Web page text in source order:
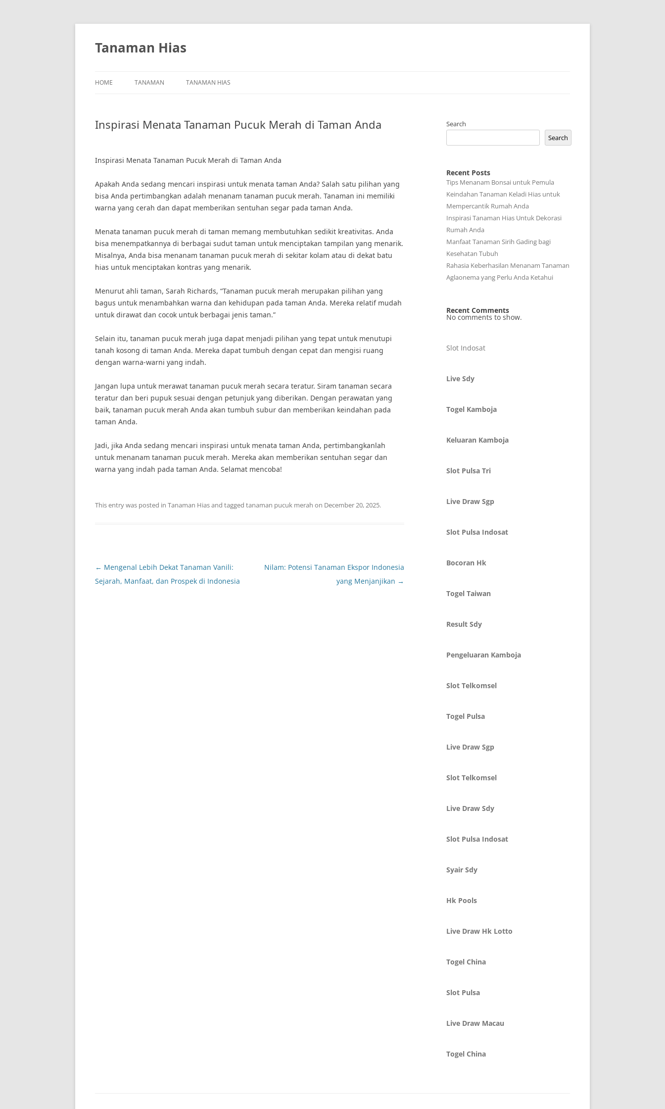
Skip
Tanaman Hias
HOME TANAMAN TANAMAN HIAS
Inspirasi Menata Tanaman Pucuk Merah di Taman Anda
Inspirasi Menata Tanaman Pucuk Merah di Taman Anda
Apakah Anda sedang mencari inspirasi untuk menata taman Anda? Salah satu pilihan yang
bisa Anda pertimbangkan adalah menanam tanaman pucuk merah. Tanaman ini memiliki
warna yang cerah dan dapat memberikan sentuhan segar pada taman Anda.
Menata tanaman pucuk merah di taman memang membutuhkan sedikit kreativitas. Anda
bisa menempatkannya di berbagai sudut taman untuk menciptakan tampilan yang menarik.
Misalnya, Anda bisa menanam tanaman pucuk merah di sekitar kolam atau di dekat batu
hias untuk menciptakan kontras yang menarik.
Menurut ahli taman, Sarah Richards, “Tanaman pucuk merah merupakan pilihan yang
bagus untuk menambahkan warna dan kehidupan pada taman Anda. Mereka relatif mudah
untuk dirawat dan cocok untuk berbagai jenis taman.”
Selain itu, tanaman pucuk merah juga dapat menjadi pilihan yang tepat untuk menutupi
tanah kosong di taman Anda. Mereka dapat tumbuh dengan cepat dan mengisi ruang
dengan warna-warni yang indah.
Jangan lupa untuk merawat tanaman pucuk merah secara teratur. Siram tanaman secara
teratur dan beri pupuk sesuai dengan petunjuk yang diberikan. Dengan perawatan yang
baik, tanaman pucuk merah Anda akan tumbuh subur dan memberikan keindahan pada
taman Anda.
Jadi, jika Anda sedang mencari inspirasi untuk menata taman Anda, pertimbangkanlah
untuk menanam tanaman pucuk merah. Mereka akan memberikan sentuhan segar dan
warna yang indah pada taman Anda. Selamat mencoba!
This entry was posted in Tanaman Hiasand tagged tanaman pucuk merah on December 20, 2025.
Post
navigation
← Mengenal Lebih Dekat Tanaman Vanili:
Sejarah, Manfaat, dan Prospek di Indonesia
Nilam: Potensi Tanaman Ekspor Indonesia
yang Menjanjikan →
Search
Search
Recent Posts
Tips Menanam Bonsai untuk Pemula
Keindahan Tanaman Keladi Hias untuk
Mempercantik Rumah Anda
Inspirasi Tanaman Hias Untuk Dekorasi
Rumah Anda
Manfaat Tanaman Sirih Gading bagi
Kesehatan Tubuh
Rahasia Keberhasilan Menanam Tanaman
Aglaonema yang Perlu Anda Ketahui
Recent Comments
No comments to show.
Slot Indosat
Live Sdy
Togel Kamboja
Keluaran Kamboja
Slot Pulsa Tri
Live Draw Sgp
Slot Pulsa Indosat
Bocoran Hk
Togel Taiwan
Result Sdy
Pengeluaran Kamboja
Slot Telkomsel
Togel Pulsa
Live Draw Sgp
Slot Telkomsel
Live Draw Sdy
Slot Pulsa Indosat
Syair Sdy
Hk Pools
Live Draw Hk Lotto
Togel China
Slot Pulsa
Live Draw Macau
Togel China